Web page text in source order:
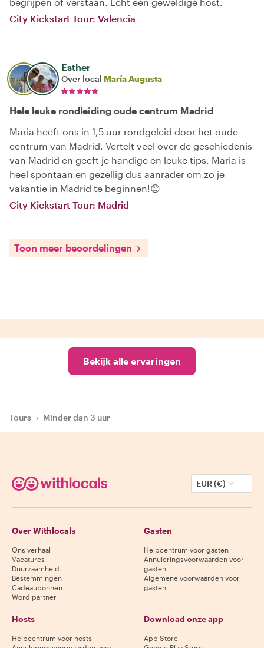
City Kickstart Tour: Valencia
Esther
Over local María Augusta
Hele leuke rondleiding oude centrum Madrid
Maria heeft ons in 1,5 uur rondgeleid door het oude
centrum van Madrid. Vertelt veel over de geschiedenis
van Madrid en geeft je handige en leuke tips. Maria is
heel spontaan en gezellig dus aanrader om zo je
vakantie in Madrid te beginnen!😊
City Kickstart Tour: Madrid
Toon meer beoordelingen
Bekijk alle ervaringen
Tours › Minder dan 3 uur
EUR (€)
Over Withlocals
Ons verhaal
Vacatures
Duurzaamheid
Bestemmingen
Cadeaubonnen
Word partner
Gasten
Helpcentrum voor gasten
Annuleringsvoorwaarden voor
gasten
Algemene voorwaarden voor
gasten
Hosts
Helpcentrum voor hosts
Download onze app
App Store